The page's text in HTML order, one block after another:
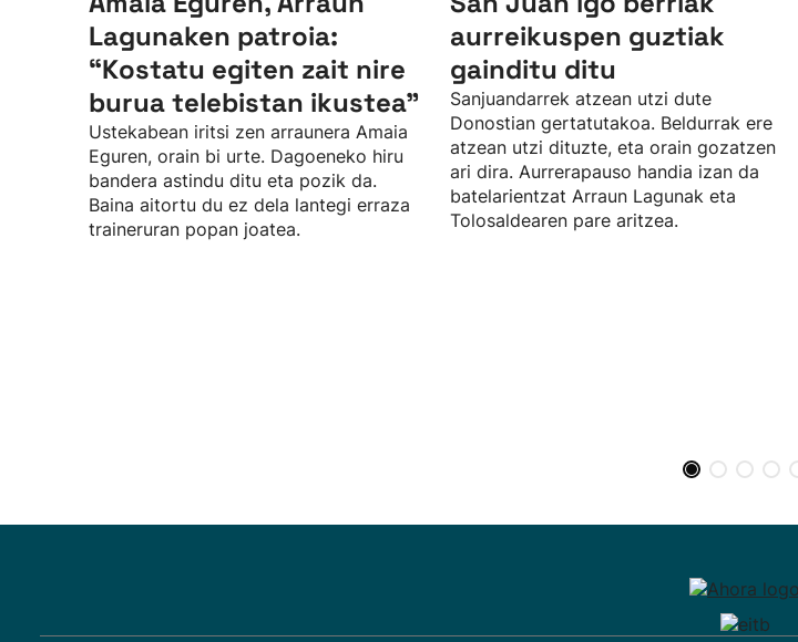
Lagunaken patroia:
“Kostatu egiten zait nire
burua telebistan ikustea"
Ustekabean iritsi zen arraunera Amaia
Eguren, orain bi urte. Dagoeneko hiru
bandera astindu ditu eta pozik da.
Baina aitortu du ez dela lantegi erraza
traineruran popan joatea.
aurreikuspen guztiak
gainditu ditu
Sanjuandarrek atzean utzi dute
Donostian gertatutakoa. Beldurrak ere
atzean utzi dituzte, eta orain gozatzen
ari dira. Aurrerapauso handia izan da
batelarientzat Arraun Lagunak eta
Tolosaldearen pare aritzea.